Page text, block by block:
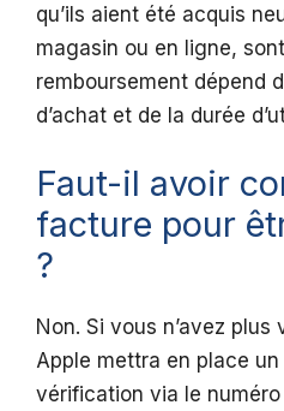
qu’ils aient été acquis
magasin ou en ligne,
remboursement dépend
d’achat et de la durée
Faut-il avoir
facture pour
?
Non. Si vous n’avez plus
Apple mettra en place
vérification via le